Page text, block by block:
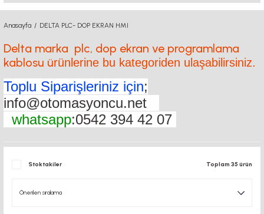
Anasayfa DELTA PLC- DOP EKRAN HMI
Delta marka plc, dop ekran ve programlama
kablosu ürünlerine bu kategoriden ulaşabilirsiniz.
Toplu Siparişleriniz için;
info@otomasyoncu.net
whatsapp:0542 394 42 07
Stoktakiler Toplam 35 ürün